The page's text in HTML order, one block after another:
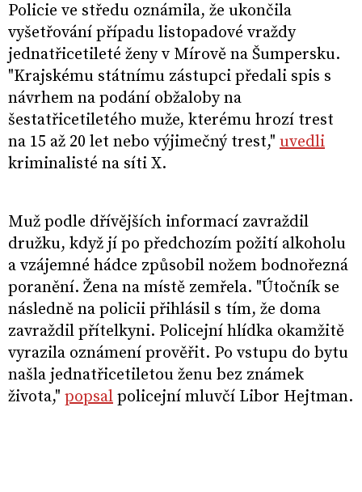
Policie ve středu oznámila, že ukončila
vyšetřování případu listopadové vraždy
jednatřicetileté ženy v Mírově na Šumpersku.
"Krajskému státnímu zástupci předali spis s
návrhem na podání obžaloby na
šestatřicetiletého muže, kterému hrozí trest
na 15 až 20 let nebo výjimečný trest," uvedli
kriminalisté na síti X.
Muž podle dřívějších informací zavraždil
družku, když jí po předchozím požití alkoholu
a vzájemné hádce způsobil nožem bodnořezná
poranění. Žena na místě zemřela. "Útočník se
následně na policii přihlásil s tím, že doma
zavraždil přítelkyni. Policejní hlídka okamžitě
vyrazila oznámení prověřit. Po vstupu do bytu
našla jednatřicetiletou ženu bez známek
života," popsal policejní mluvčí Libor Hejtman.